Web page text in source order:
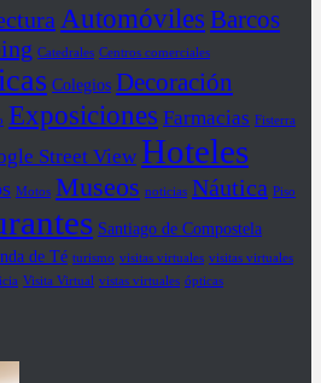
Automóviles Barcos
Catedrales Centros comerciales
Colegios Decoración
Exposiciones Farmacias Fisterra
Street View Hoteles
Motos Museos noticias Náutica Piso
Santiago de Compostela
de Té turismo visitas virtuales visitas virtuales
Visita Virtual vistas virtuales ópticas